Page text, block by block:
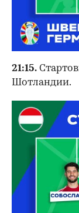
21:15.
Шотландии.